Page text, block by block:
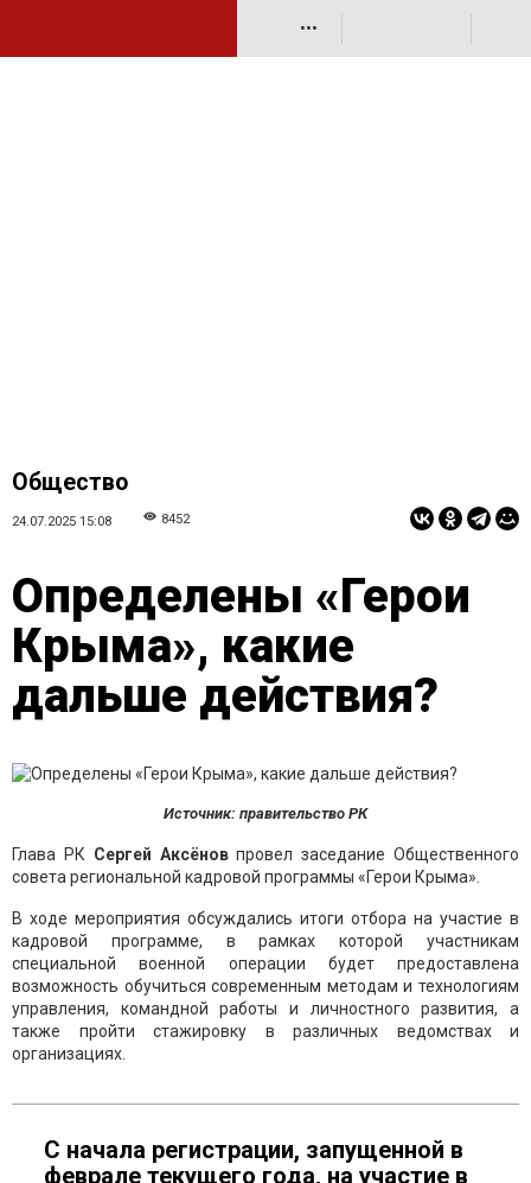
•••
Общество
24.07.2025 15:08 8452
Определены «Герои
Крыма», какие
дальше действия?
Источник: правительство РК
Глава РК Сергей Аксёновпровел заседание Общественного
совета региональной кадровой программы «Герои Крыма».
В ходе мероприятия обсуждались итоги отбора на участие в
кадровой программе, в рамках которой участникам
специальной военной операции будет предоставлена
возможность обучиться современным методам и технологиям
управления, командной работы и личностного развития, а
также пройти стажировку в различных ведомствах и
организациях.
С начала регистрации, запущенной в
феврале текущего года, на участие в